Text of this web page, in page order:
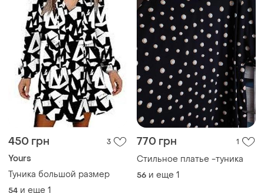
450 грн 3
Yours
Туника большой размер
и еще 1
770 грн
Стильное платье -туника
56 и еще 1